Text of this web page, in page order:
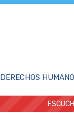
DERECHOS